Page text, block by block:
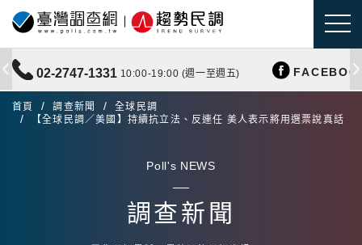
02-2747-1331 10:00-19:00 (週一至週五)
首頁 調查新聞
全球民調
【全球民調／美國】持續抗立法、反連任 美人表示將用選票說真話
Poll's NEWS
調查新聞